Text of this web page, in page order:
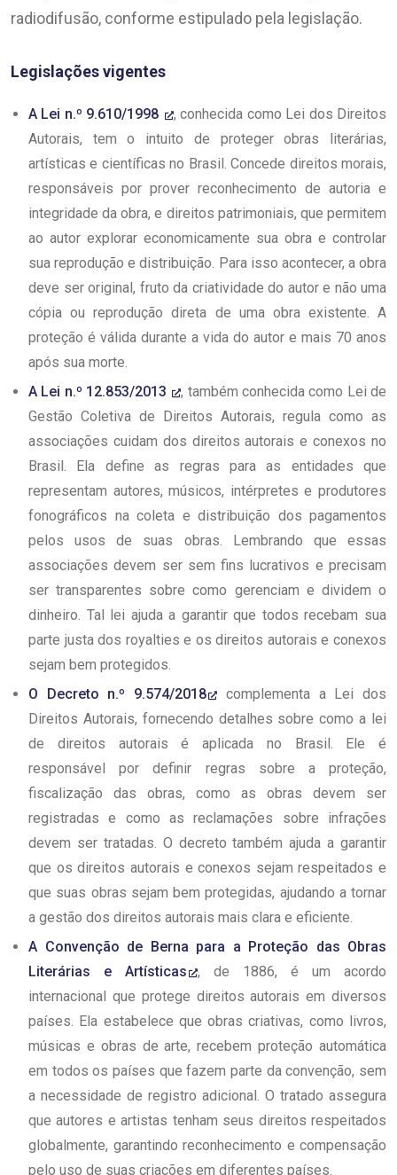
radiodifusão, conforme estipulado pela legislação.
Legislações vigentes
A Lei n.º 9.610/1998
, conhecida como Lei dos Direitos
Autorais, tem o intuito de proteger obras literárias,
artísticas e científicas no Brasil. Concede direitos morais,
responsáveis por prover reconhecimento de autoria e
integridade da obra, e direitos patrimoniais, que permitem
ao autor explorar economicamente sua obra e controlar
sua reprodução e distribuição. Para isso acontecer, a obra
deve ser original, fruto da criatividade do autor e não uma
cópia ou reprodução direta de uma obra existente. A
proteção é válida durante a vida do autor e mais 70 anos
após sua morte.
A Lei n.º 12.853/2013
, também conhecida como Lei de
Gestão Coletiva de Direitos Autorais, regula como as
associações cuidam dos direitos autorais e conexos no
Brasil. Ela define as regras para as entidades que
representam autores, músicos, intérpretes e produtores
fonográficos na coleta e distribuição dos pagamentos
pelos usos de suas obras. Lembrando que essas
associações devem ser sem fins lucrativos e precisam
ser transparentes sobre como gerenciam e dividem o
dinheiro. Tal lei ajuda a garantir que todos recebam sua
parte justa dos royalties e os direitos autorais e conexos
sejam bem protegidos.
O Decreto n.º 9.574/2018
complementa a Lei dos
Direitos Autorais, fornecendo detalhes sobre como a lei
de direitos autorais é aplicada no Brasil. Ele é
responsável por definir regras sobre a proteção,
fiscalização das obras, como as obras devem ser
registradas e como as reclamações sobre infrações
devem ser tratadas. O decreto também ajuda a garantir
que os direitos autorais e conexos sejam respeitados e
que suas obras sejam bem protegidas, ajudando a tornar
a gestão dos direitos autorais mais clara e eficiente.
A Convenção de Berna para a Proteção das Obras
Literárias e Artísticas
, de 1886, é um acordo
internacional que protege direitos autorais em diversos
países. Ela estabelece que obras criativas, como livros,
músicas e obras de arte, recebem proteção automática
em todos os países que fazem parte da convenção, sem
a necessidade de registro adicional. O tratado assegura
que autores e artistas tenham seus direitos respeitados
globalmente, garantindo reconhecimento e compensação
pelo uso de suas criações em diferentes países.